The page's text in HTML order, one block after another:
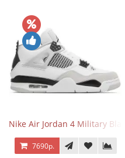
Nike Air Jordan 4 Military Black
7690р.